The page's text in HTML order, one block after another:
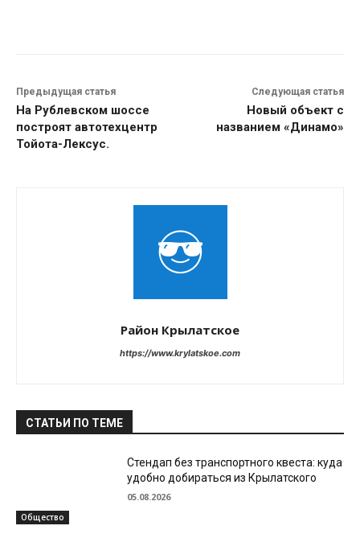
Предыдущая статья
На Рублевском шоссе
построят автотехцентр
Тойота-Лексус.
Следующая статья
Новый объект с
названием «Динамо»
Район Крылатское
https://www.krylatskoe.com
СТАТЬИ ПО ТЕМЕ
Общество
Стендап без транспортного квеста: куда
удобно добираться из Крылатского
05.08.2026